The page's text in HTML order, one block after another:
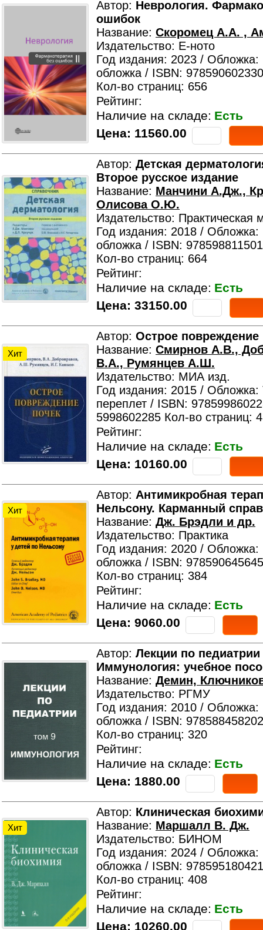
Автор: Неврология.
ошибок
Название: Скоромец А.А. ,
Издательство: Е-ното
Год издания: 2023 / Обложка:
обложка / ISBN:
Кол-во страниц: 656
Рейтинг:
Наличие на складе: Есть
Цена: 11560.00
Автор: Детская
Второе русское издание
Название: Манчини А.Дж.,
Олисова О.Ю.
Издательство: Практическая
Год издания: 2018 / Обложка:
обложка / ISBN:
Кол-во страниц: 664
Рейтинг:
Наличие на складе: Есть
Цена: 33150.00
Хит
Автор: Острое повреждение
Название: Смирнов А.В.,
В.А., Румянцев А.Ш.
Издательство: МИА изд.
Год издания: 2015 /
переплет / ISBN:
5998602285 Кол-во страниц:
Рейтинг:
Наличие на складе: Есть
Цена: 10160.00
Хит
Автор: Антимикробная
Нельсону. Карманный
Название: Дж. Брэдли и др.
Издательство: Практика
Год издания: 2020 / Обложка:
обложка / ISBN:
Кол-во страниц: 384
Рейтинг:
Наличие на складе: Есть
Цена: 9060.00
Автор: Лекции по педиатрии
Иммунология: учебное
Название: Демин,
Издательство: РГМУ
Год издания: 2010 / Обложка:
обложка / ISBN:
Кол-во страниц: 320
Рейтинг:
Наличие на складе: Есть
Цена: 1880.00
Хит
Автор: Клиническая
Название: Маршалл В. Дж.
Издательство: БИНОМ
Год издания: 2024 / Обложка:
обложка / ISBN:
Кол-во страниц: 408
Рейтинг:
Наличие на складе: Есть
Цена: 10260.00